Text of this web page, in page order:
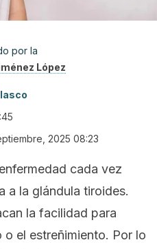
por la
López
2025 08:23
cada vez
a la glándula tiroides.
la facilidad para
el estreñimiento. Por lo